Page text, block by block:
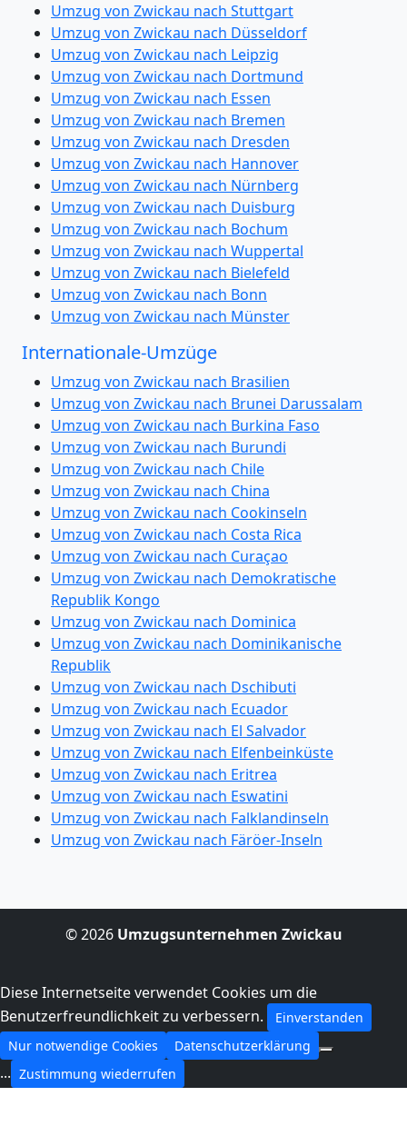
Umzug von Zwickau nach Stuttgart
Umzug von Zwickau nach Düsseldorf
Umzug von Zwickau nach Leipzig
Umzug von Zwickau nach Dortmund
Umzug von Zwickau nach Essen
Umzug von Zwickau nach Bremen
Umzug von Zwickau nach Dresden
Umzug von Zwickau nach Hannover
Umzug von Zwickau nach Nürnberg
Umzug von Zwickau nach Duisburg
Umzug von Zwickau nach Bochum
Umzug von Zwickau nach Wuppertal
Umzug von Zwickau nach Bielefeld
Umzug von Zwickau nach Bonn
Umzug von Zwickau nach Münster
Internationale-Umzüge
Umzug von Zwickau nach Brasilien
Umzug von Zwickau nach Brunei Darussalam
Umzug von Zwickau nach Burkina Faso
Umzug von Zwickau nach Burundi
Umzug von Zwickau nach Chile
Umzug von Zwickau nach China
Umzug von Zwickau nach Cookinseln
Umzug von Zwickau nach Costa Rica
Umzug von Zwickau nach Curaçao
Umzug von Zwickau nach Demokratische
Republik Kongo
Umzug von Zwickau nach Dominica
Umzug von Zwickau nach Dominikanische
Republik
Umzug von Zwickau nach Dschibuti
Umzug von Zwickau nach Ecuador
Umzug von Zwickau nach El Salvador
Umzug von Zwickau nach Elfenbeinküste
Umzug von Zwickau nach Eritrea
Umzug von Zwickau nach Eswatini
Umzug von Zwickau nach Falklandinseln
Umzug von Zwickau nach Färöer-Inseln
© 2026 Umzugsunternehmen Zwickau
Diese Internetseite verwendet Cookies um die
Benutzerfreundlichkeit zu verbessern.
Einverstanden
Nur notwendige Cookies
Datenschutzerklärung
... Zustimmung wiederrufen